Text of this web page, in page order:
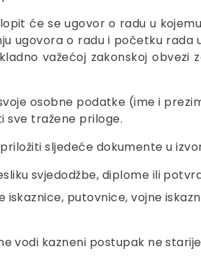
će se ugovor o radu u
ugovora o radu i početku
važećoj zakonskoj
osobne podatke (ime i
sve tražene priloge.
sljedeće dokumente u
svjedodžbe, diplome ili
putovnice, vojne
vodi kazneni postupak ne